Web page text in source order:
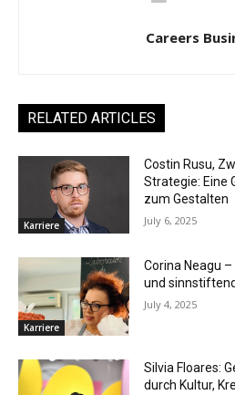
Careers
RELATED ARTICLES
Karriere
Costin Rusu,
Strategie: Eine
zum Gestalten
July 6, 2025
Karriere
Corina Neagu
und
July 4, 2025
Silvia Floares:
durch Kultur,